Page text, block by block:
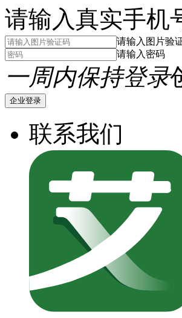
请输入真实手机
请输入图片验
请输入密码
一周内保持登录
企业登录
联系我们